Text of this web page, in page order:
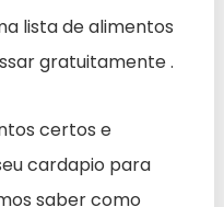
lista de alimentos
gratuitamente .
certos e
cardapio para
saber como